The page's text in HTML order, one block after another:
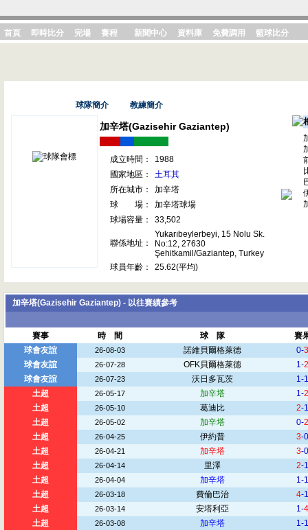
首頁 即時比分 完場 賽程 新聞中心 資料庫 免費調用 籃球比分
球隊簡介 教練簡介
加辛塔(Gazisehir Gaziantep)
成立時間：
1988
國家地區：
土耳其
所在城市：
加辛塔
球 場：
加辛塔球場
球場容量：
33,502
聯係地址：
Yukarıbeylerbeyi, 15 Nolu Sk.
No:12, 27630
Şehitkamil/Gaziantep, Turkey
球員年齡：
25.62(平均)
加辛塔(Gazisehir Gaziantep) - 以往賽績參考
賽事 時 間 球 隊
賽
球會友誼
26-08-03 諾維貝爾格萊德 0-3
球會友誼
26-07-28 OFK貝爾格萊德 1-2
球會友誼
26-07-23 沃日多瓦茨
1-1
土超
26-05-17 加辛塔 1-2
土超
26-05-10 葛迪比 2-1
土超
26-05-02 加辛塔 0-2
土超
26-04-25 伊約普 3-0
土超
26-04-21 加辛塔 3-0
土超
26-04-14 里澤 2-1
土超
26-04-04 加辛塔
1-1
土超
26-03-18 費倫巴治 4-1
土超
26-03-14 安塔利亞 1-4
土超
26-03-08 加辛塔
1-1